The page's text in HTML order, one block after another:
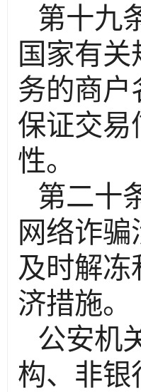
第十九
国家有
务的商户
保证交易
性。
第二十
网络诈
及时解冻
济措施。
公安机
构、非银